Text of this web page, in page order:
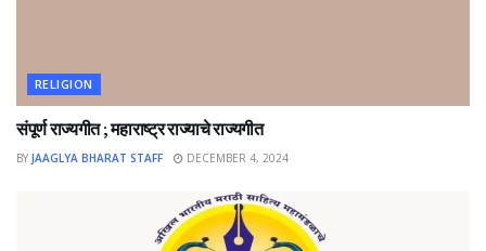
RELIGION
संपूर्ण राज्यगीत ; महाराष्ट्र राज्याचे राज्यगीत
BY JAAGLYA BHARAT STAFF DECEMBER 4, 2024